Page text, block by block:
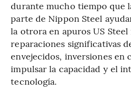
durante mucho tiempo que
parte de Nippon Steel
la otrora en apuros US
reparaciones significativas
envejecidos, inversiones en
impulsar la capacidad y el
tecnología.